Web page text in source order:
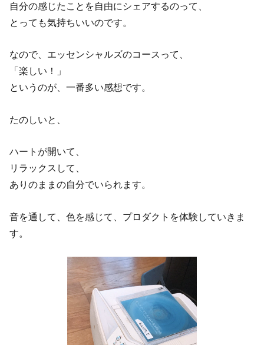
自分の感じたことを自由にシェアするのって、
とっても気持ちいいのです。
なので、エッセンシャルズのコースって、
「楽しい！」
というのが、一番多い感想です。
たのしいと、
ハートが開いて、
リラックスして、
ありのままの自分でいられます。
音を通して、色を感じて、プロダクトを体験していきま
す。